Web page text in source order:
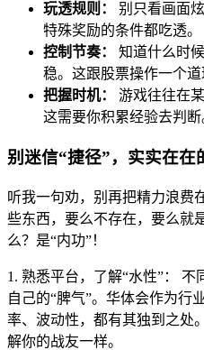
玩透规则：
别只看画面
特殊奖励的条件都吃透。
控制节奏：
知道什么时
稳。这跟股票操作一个道
把握时机：
游戏往往在
这需要你积累经验去判断
别迷信“捷径”，实实在在
听我一句劝，别再把精力浪费
些东西，要么不存在，要么就
么？是“内功”！
1. 熟悉平台，了解“水性”：
自己的“脾气”。华体会作为行
率、波动性，都有其独到之处
解你的战友一样。